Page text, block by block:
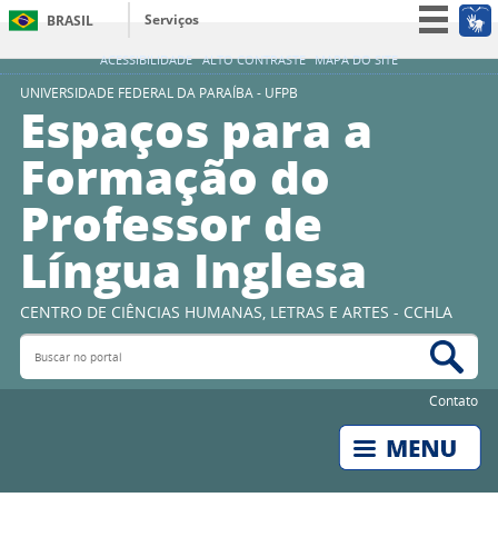
ACESSIBILIDADE ALTO CONTRASTE MAPA DO SITE
BRASIL
Serviços
Simplifique!
Acesso à informação
UNIVERSIDADE FEDERAL DA PARAÍBA - UFPB
Espaços para a
Formação do
Professor de
Língua Inglesa
CENTRO DE CIÊNCIAS HUMANAS, LETRAS E ARTES - CCHLA
Buscar no portal
Contato